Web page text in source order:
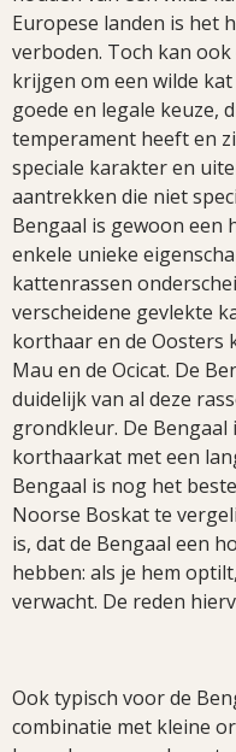
Europese landen is het
verboden. Toch kan
krijgen om een wilde
goede en legale keuze,
temperament heeft en
speciale karakter en
aantrekken die niet
Bengaal is gewoon een
enkele unieke
kattenrassen
verscheidene gevlekte
korthaar en de Oosters
Mau en de Ocicat. De
duidelijk van al deze
grondkleur. De
korthaarkat met een
Bengaal is nog het
Noorse Boskat te
is, dat de Bengaal een
hebben: als je hem
verwacht. De reden
Ook typisch voor de
combinatie met kleine